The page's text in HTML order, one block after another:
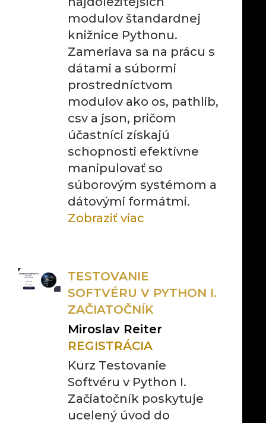
modulov štandardnej
knižnice Pythonu.
Zameriava sa na prácu s
dátami a súbormi
prostredníctvom
modulov ako os, pathlib,
csv a json, pričom
účastníci získajú
schopnosti efektívne
manipulovať so
súborovým systémom a
dátovými formátmi.
Zobraziť viac
TESTOVANIE
SOFTVÉRU V PYTHON I.
ZAČIATOČNÍK
Miroslav Reiter
REGISTRÁCIA
Kurz Testovanie
Softvéru v Python I.
Začiatočník poskytuje
ucelený úvod do